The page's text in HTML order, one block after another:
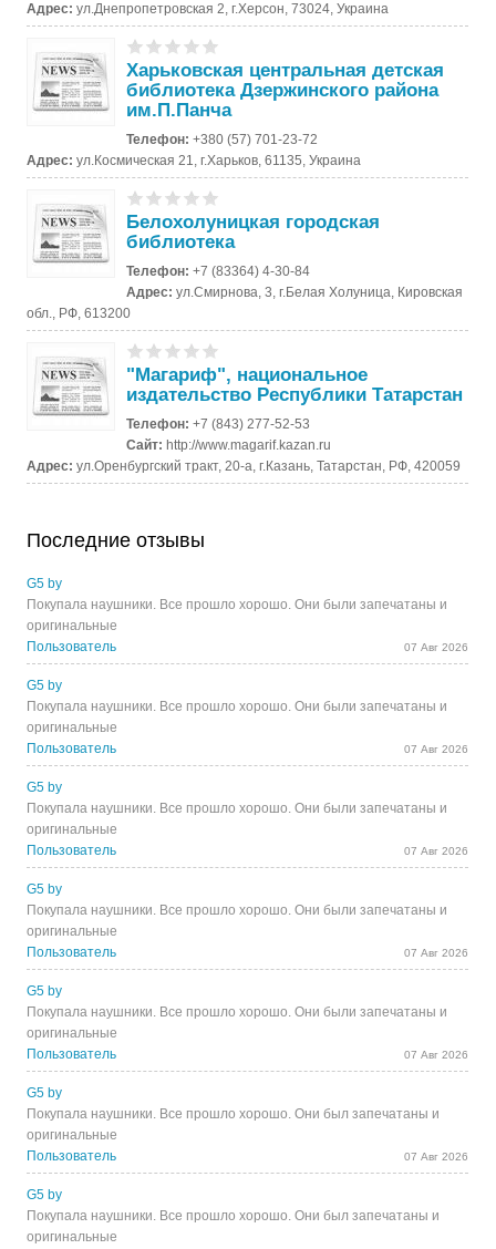
Адрес:ул.Днепропетровская 2, г.Херсон, 73024, Украина
Харьковская центральная детская
библиотека Дзержинского района
им.П.Панча
Телефон:+380 (57) 701-23-72
Адрес:ул.Космическая 21, г.Харьков, 61135, Украина
Белохолуницкая городская
библиотека
Телефон:+7 (83364) 4-30-84
Адрес:ул.Смирнова, 3, г.Белая Холуница, Кировская
обл., РФ, 613200
"Магариф", национальное
издательство Республики Татарстан
Телефон:+7 (843) 277-52-53
Сайт:http://www.magarif.kazan.ru
Адрес:ул.Оренбургский тракт, 20-а, г.Казань, Татарстан, РФ, 420059
Последние отзывы
G5 by
Покупала наушники. Все прошло хорошо. Они были запечатаны и
оригинальные
Пользователь
07 Авг 2026
G5 by
Покупала наушники. Все прошло хорошо. Они были запечатаны и
оригинальные
Пользователь
07 Авг 2026
G5 by
Покупала наушники. Все прошло хорошо. Они были запечатаны и
оригинальные
Пользователь
07 Авг 2026
G5 by
Покупала наушники. Все прошло хорошо. Они были запечатаны и
оригинальные
Пользователь
07 Авг 2026
G5 by
Покупала наушники. Все прошло хорошо. Они были запечатаны и
оригинальные
Пользователь
07 Авг 2026
G5 by
Покупала наушники. Все прошло хорошо. Они был запечатаны и
оригинальные
Пользователь
07 Авг 2026
G5 by
Покупала наушники. Все прошло хорошо. Они был запечатаны и
оригинальные